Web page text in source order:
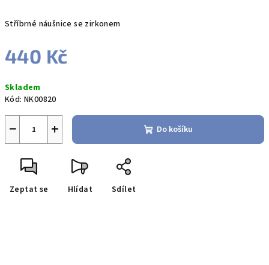
Stříbrné náušnice se zirkonem
440 Kč
cena:
Skladem
Kód: NK00820
+
− Do košíku
Zeptat se Hlídat Sdílet